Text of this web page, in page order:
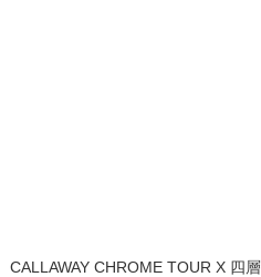
CALLAWAY CHROME TOUR X 四層